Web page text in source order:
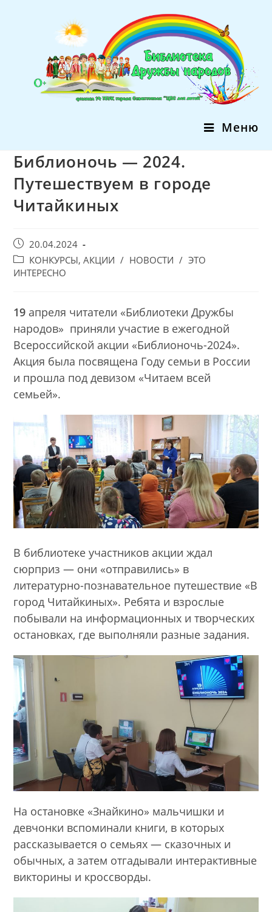
Меню
Библионочь — 2024.
Путешествуем в городе
Читайкиных
Запись
опубликована:
20.04.2024
Post
category:
КОНКУРСЫ, АКЦИИ / НОВОСТИ / ЭТО
ИНТЕРЕСНО
19 апреля читатели «Библиотеки Дружбы
народов» приняли участие в ежегодной
Всероссийской акции «Библионочь-2024».
Акция была посвящена Году семьи в России
и прошла под девизом «Читаем всей
семьей».
В библиотеке участников акции ждал
сюрприз — они «отправились» в
литературно-познавательное путешествие «В
город Читайкиных». Ребята и взрослые
побывали на информационных и творческих
остановках, где выполняли разные задания.
На остановке «Знайкино» мальчишки и
девчонки вспоминали книги, в которых
рассказывается о семьях — сказочных и
обычных, а затем отгадывали интерактивные
викторины и кроссворды.